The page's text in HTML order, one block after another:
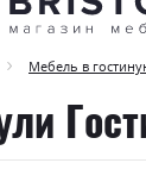
Мебель в